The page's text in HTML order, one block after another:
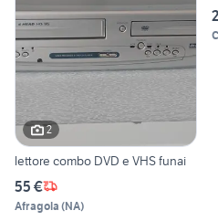
2
lettore combo DVD e VHS funai
55 €
Afragola (NA)